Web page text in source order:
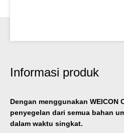
Informasi produk
Dengan menggunakan
penyegelan dari semua bahan
dalam waktu singkat.